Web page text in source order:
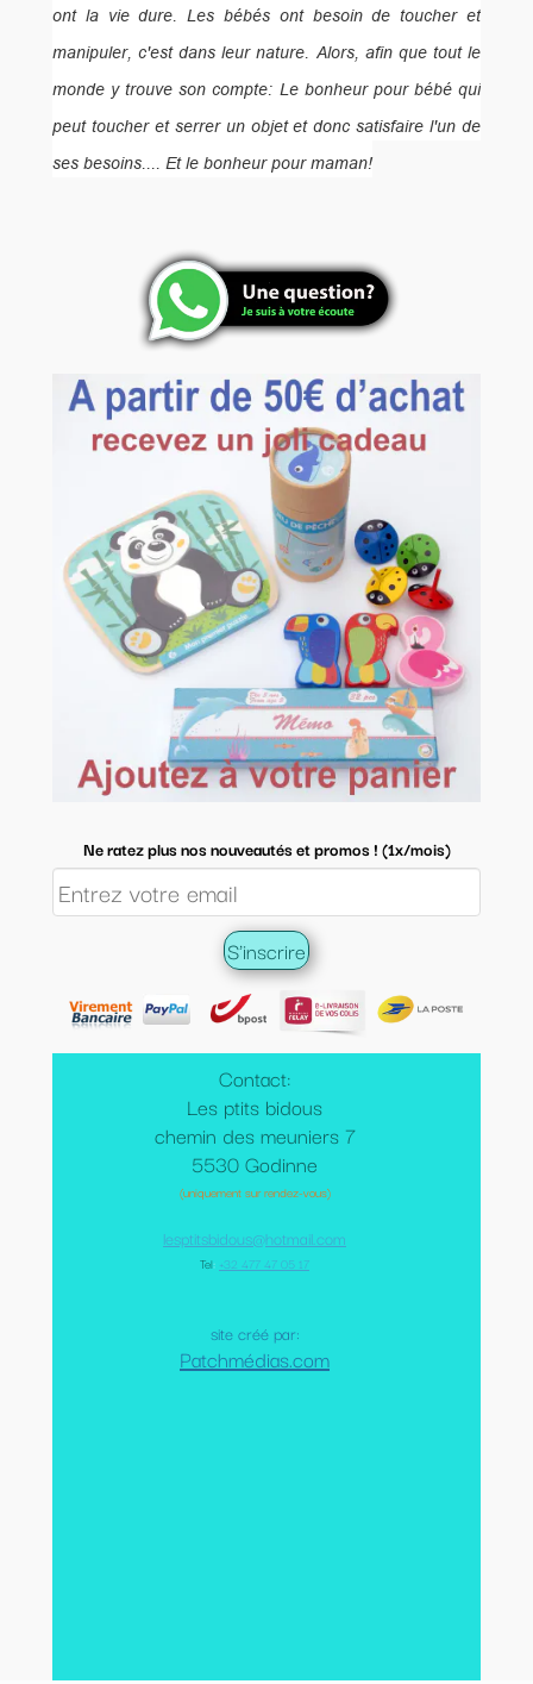
Contact:
Les ptits bidous
chemin des meuniers 7
5530 Godinne
(uniquement sur rendez-vous)
lesptitsbidous@hotmail.com
Tel: +32 477 47 05 17
site créé par:
Patchmédias.com
Ne ratez plus nos nouveautés et promos ! (1x/mois)
ont la vie dure. Les bébés ont besoin de toucher et
manipuler, c'est dans leur nature. Alors, afin que tout le
monde y trouve son compte: Le bonheur pour bébé qui
peut toucher et serrer un objet et donc satisfaire l'un de
ses besoins.... Et le bonheur pour maman!